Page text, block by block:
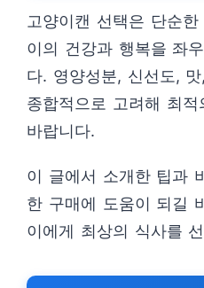
고양이캔 선택은 단순
이의 건강과 행복을 좌
다. 영양성분, 신선도,
종합적으로 고려해 최
바랍니다.
이 글에서 소개한 팁과
한 구매에 도움이 되길
이에게 최상의 식사를